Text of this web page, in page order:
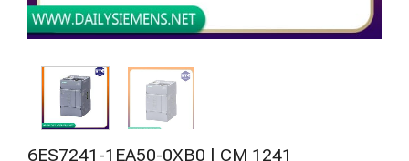
6ES7241-1EA50-0XB0 | CM 1241